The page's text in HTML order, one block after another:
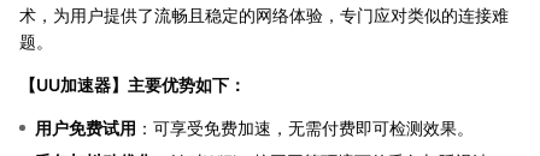
术，为用户提供了流畅且稳定的网络体验，专门应对类似的连接难
题。
【UU加速器】主要优势如下：
用户免费试用 ：可享受免费加速，无需付费即可检测效果。